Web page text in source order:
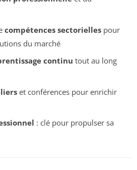
compétences sectoriellespour
du marché
continu tout au long
et conférences pour enrichir
: clé pour propulser sa